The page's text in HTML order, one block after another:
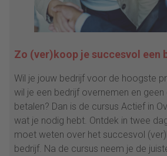
Zo (ver)koop je succesvol een
Wil je jouw bedrijf voor de hoogste
wil je een bedrijf overnemen en
betalen? Dan is de cursus Actief in
wat je nodig hebt. Ontdek in twee
moet weten over het succesvol
bedrijf. Na de cursus neem je de